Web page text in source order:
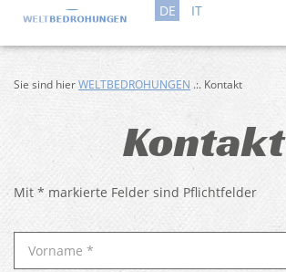
DE IT
Sie sind hierWELTBEDROHUNGEN .:. Kontakt
Kontakt
Mit * markierte Felder sind Pflichtfelder